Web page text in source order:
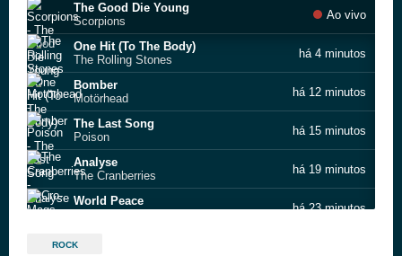
The Good Die Young
Scorpions
Ao vivo
One Hit (To The Body)
The Rolling Stones
há 4 minutos
Bomber
Motörhead
há 12 minutos
The Last Song
Poison
há 15 minutos
Analyse
The Cranberries
há 19 minutos
World Peace
há 23 minutos
Bleed for Them
ROCK